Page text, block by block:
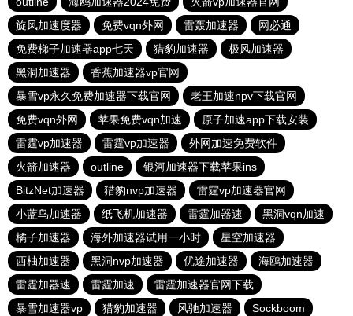
旋风加速度器
免费vqn外网 雷轰加速器
网必通
免费梯子加速器app七天
猎豹加速器
极风加速器
黑洞加速器
香蕉加速器vp官网
暴雪vp永久免费加速器下载官网
老王加速npv下载官网
免费vqn外网
苹果免费vqn加速
原子加速app下载安装
雷霆vp加速器
雷霆vp加速器
外网加速免费软件
火箭加速器
outline
银河加速器下载苹果ins
BitzNet加速器
猎豹nvp加速器
雷霆vp加速器官网
小蓝鸟加速器
纸飞机加速器 雷霆加器速
黑洞vqn加速
橘子加速器
海外加速器试用一小时
星空加速器
西柚加速器
黑洞nvp加速器 优途加速器
海鸥加速器
雷霆加器速
雷霆加速
雷霆加速器官网下载
暴雪加速器vp
猎豹加速器 风驰加速器 Sockboom